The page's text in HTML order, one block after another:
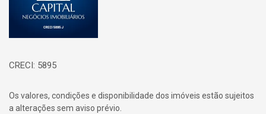
CRECI: 5895
Os valores, condições e disponibilidade dos imóveis estão sujeitos
a alterações sem aviso prévio.